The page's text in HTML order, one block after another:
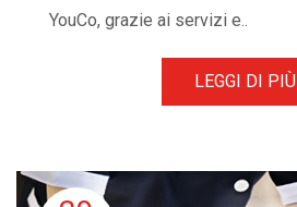
YouCo, grazie ai servizi e..
LEGGI DI PIÙ